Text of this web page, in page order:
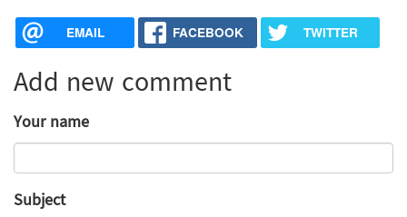
EMAIL FACEBOOK TWITTER
Add new comment
Your name
Subject